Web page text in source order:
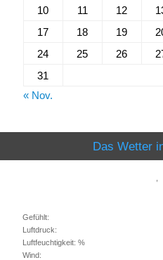
10 11 12
17
18 19
24
25 26
31
« Nov.
Das Wetter
Gefühlt:
Luftdruck:
Luftfeuchtigkeit: %
Wind: